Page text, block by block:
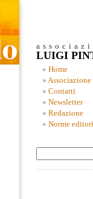
LUIGI
Home
Associazione
Contatti
Newsletter
Redazione
Norme